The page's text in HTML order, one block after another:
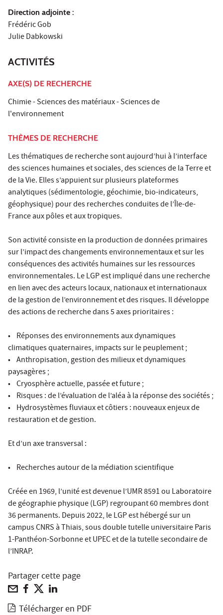
Direction adjointe :
Frédéric Gob
Julie Dabkowski
ACTIVITÉS
AXE(S) DE RECHERCHE
Chimie - Sciences des matériaux - Sciences de
l'environnement
THÈMES DE RECHERCHE
Les thématiques de recherche sont aujourd’hui à l’interface
des sciences humaines et sociales, des sciences de la Terre et
de la Vie. Elles s’appuient sur plusieurs plateformes
analytiques (sédimentologie, géochimie, bio-indicateurs,
géophysique) pour des recherches conduites de l’Île-de-
France aux pôles et aux tropiques.
Son activité consiste en la production de données primaires
sur l’impact des changements environnementaux et sur les
conséquences des activités humaines sur les ressources
environnementales. Le LGP est impliqué dans une recherche
en lien avec des acteurs locaux, nationaux et internationaux
de la gestion de l’environnement et des risques. Il développe
des actions de recherche dans 5 axes prioritaires :
• Réponses des environnements aux dynamiques
climatiques quaternaires, impacts sur le peuplement ;
• Anthropisation, gestion des milieux et dynamiques
paysagères ;
• Cryosphère actuelle, passée et future ;
• Risques : de l’évaluation de l’aléa à la réponse des sociétés ;
• Hydrosystèmes fluviaux et côtiers : nouveaux enjeux de
restauration et de gestion.
Et d’un axe transversal :
• Recherches autour de la médiation scientifique
Créée en 1969, l’unité est devenue l’UMR 8591 ou Laboratoire
de géographie physique (LGP) regroupant 60 membres dont
36 permanents. Depuis 2022, le LGP est hébergé sur un
campus CNRS à Thiais, sous double tutelle universitaire Paris
1-Panthéon-Sorbonne et UPEC et de la tutelle secondaire de
l’INRAP.
Partager cette page
Télécharger en PDF